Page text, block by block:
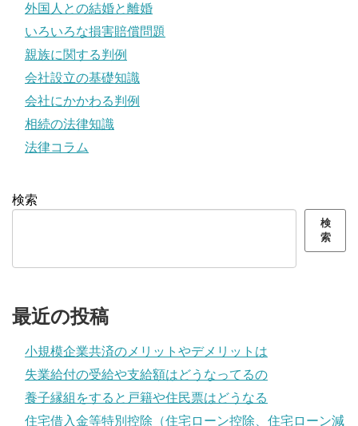
外国人との結婚と離婚
いろいろな損害賠償問題
親族に関する判例
会社設立の基礎知識
会社にかかわる判例
相続の法律知識
法律コラム
検索
検
索
最近の投稿
小規模企業共済のメリットやデメリットは
失業給付の受給や支給額はどうなってるの
養子縁組をすると戸籍や住民票はどうなる
住宅借入金等特別控除（住宅ローン控除、住宅ローン減